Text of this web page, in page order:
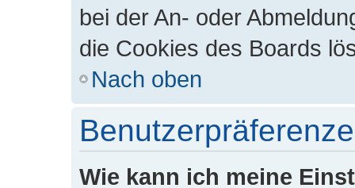
bei der An- oder
die Cookies des Boards
Nach oben
Wie kann ich meine